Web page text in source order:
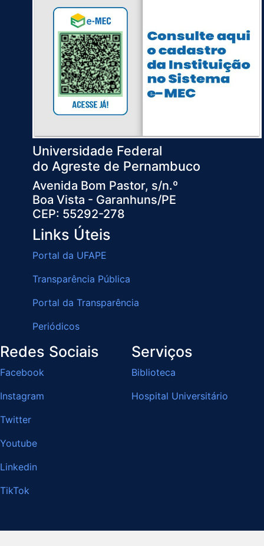
Universidade Federal
do Agreste de Pernambuco
Avenida Bom Pastor, s/n.º
Boa Vista - Garanhuns/PE
CEP: 55292-278
Links Úteis
Portal da UFAPE
Transparência Pública
Portal da Transparência
Periódicos
Redes Sociais
Facebook
Instagram
Twitter
Youtube
Linkedin
TikTok
Serviços
Biblioteca
Hospital Universitário